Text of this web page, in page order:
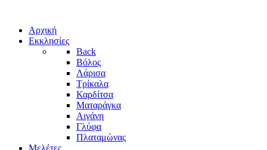
Αρχική
Εκκλησίες
Back
Βόλος
Λάρισα
Τρίκαλα
Καρδίτσα
Ματαράγκα
Αιγάνη
Γλύφα
Πλαταμώνας
Μελέτες